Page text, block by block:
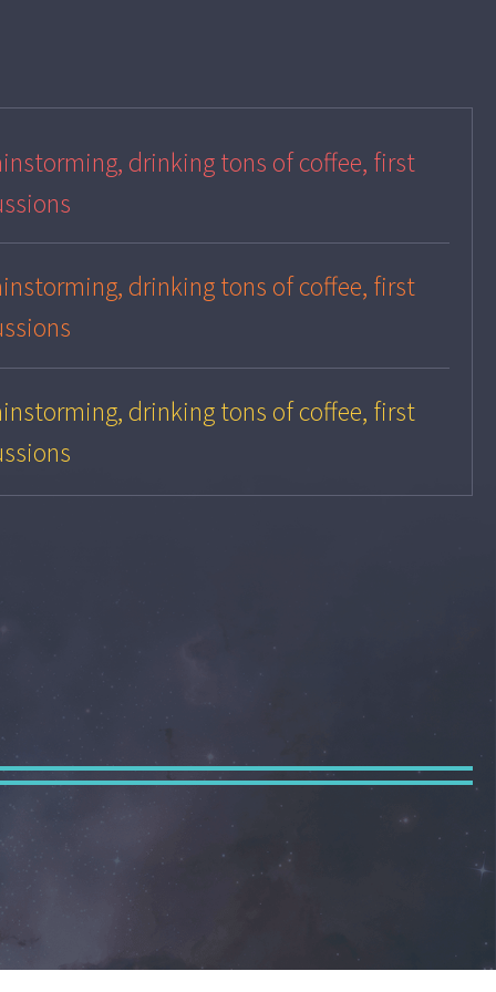
drinking tons of coffee, first
drinking tons of coffee, first
drinking tons of coffee, first